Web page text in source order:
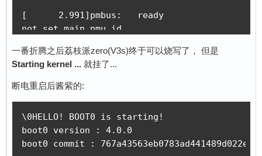
[      2.991]pmbus:   ready
not set main pmu id
probe axp20x failed
axp152 read error
probe axp15 failed
AXI=204 Mhz,AHB=204 Mhz, APB1=102 Mhz
set power on vol to default
dcdc2_vol = 1200
一番折腾之后荔枝派zero(V3s)终于可以烧写了， 但是
Starting kernel ... 就挂了...
断电重启后酱紫的:
\0HELLO! BOOT0 is starting!
boot0 version : 4.0.0
boot0 commit :